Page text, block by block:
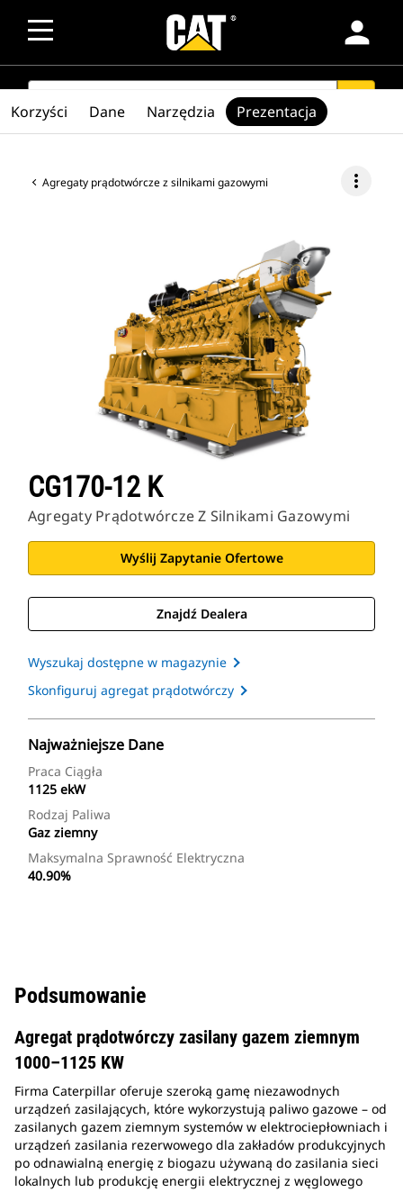
person
SEARCH
Agregaty prądotwórcze z silnikami gazowymi more_vert
CG170-12 K
Agregaty Prądotwórcze Z Silnikami Gazowymi
Wyślij Zapytanie Ofertowe
Znajdź Dealera
Wyszukaj dostępne w magazynie
Skonfiguruj agregat prądotwórczy
Najważniejsze Dane
Praca Ciągła
1125 ekW
Rodzaj Paliwa
Gaz ziemny
Maksymalna Sprawność Elektryczna
40.90%
Korzyści Dane Narzędzia Prezentacja
Podsumowanie
Agregat prądotwórczy zasilany gazem ziemnym
1000–1125 KW
Firma Caterpillar oferuje szeroką gamę niezawodnych
urządzeń zasilających, które wykorzystują paliwo gazowe – od
zasilanych gazem ziemnym systemów w elektrociepłowniach i
urządzeń zasilania rezerwowego dla zakładów produkcyjnych
po odnawialną energię z biogazu używaną do zasilania sieci
lokalnych lub produkcję energii elektrycznej z węglowego